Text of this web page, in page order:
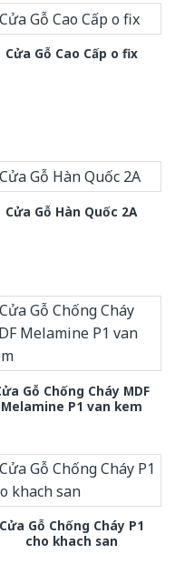
Cửa Gỗ Cao Cấp o fix
Cửa Gỗ Hàn Quốc 2A
Gỗ Chống Cháy MDF
Melamine P1 van kem
Cửa Gỗ Chống Cháy P1
cho khach san